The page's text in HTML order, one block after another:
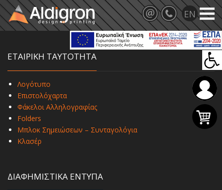
ΕΤΑΙΡΙΚΗ ΤΑΥΤΟΤΗΤΑ
Λογότυπο
Επιστολόχαρτα
Φάκελοι Αλληλογραφίας
Folders
Μπλοκ Σημειώσεων – Συνταγολόγια
Κλασέρ
ΔΙΑΦΗΜΙΣΤΙΚΑ ΕΝΤΥΠΑ